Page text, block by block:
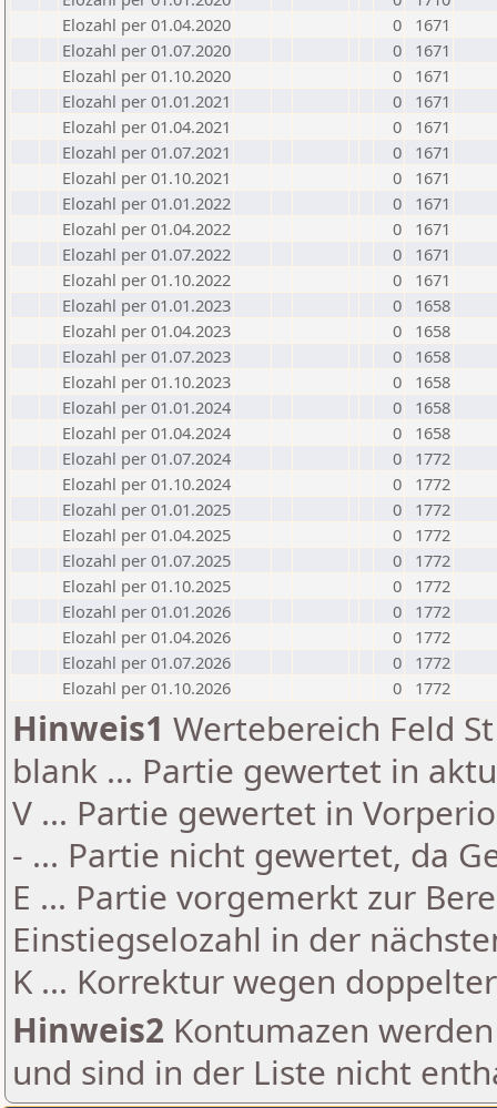
Elozahl per 01.04.2020
0
1671
Elozahl per 01.07.2020
0
1671
Elozahl per 01.10.2020
0
1671
Elozahl per 01.01.2021
0
1671
Elozahl per 01.04.2021
0
1671
Elozahl per 01.07.2021
0
1671
Elozahl per 01.10.2021
0
1671
Elozahl per 01.01.2022
0
1671
Elozahl per 01.04.2022
0
1671
Elozahl per 01.07.2022
0
1671
Elozahl per 01.10.2022
0
1671
Elozahl per 01.01.2023
0
1658
Elozahl per 01.04.2023
0
1658
Elozahl per 01.07.2023
0
1658
Elozahl per 01.10.2023
0
1658
Elozahl per 01.01.2024
0
1658
Elozahl per 01.04.2024
0
1658
Elozahl per 01.07.2024
0
1772
Elozahl per 01.10.2024
0
1772
Elozahl per 01.01.2025
0
1772
Elozahl per 01.04.2025
0
1772
Elozahl per 01.07.2025
0
1772
Elozahl per 01.10.2025
0
1772
Elozahl per 01.01.2026
0
1772
Elozahl per 01.04.2026
0
1772
Elozahl per 01.07.2026
0
1772
Elozahl per 01.10.2026
0 1772
Hinweis1 Wertebereich Feld
blank ... Partie gewertet in
V ... Partie gewertet in
- ... Partie nicht gewertet, da
E ... Partie vorgemerkt zur
Einstiegselozahl in der
K ... Korrektur wegen
Hinweis2 Kontumazen
und sind in der Liste nicht